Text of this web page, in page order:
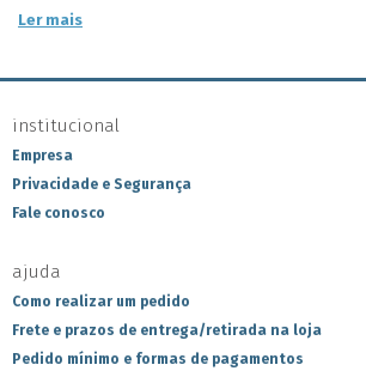
Ler mais
institucional
Empresa
Privacidade e Segurança
Fale conosco
ajuda
Como realizar um pedido
Frete e prazos de entrega/retirada na loja
Pedido mínimo e formas de pagamentos